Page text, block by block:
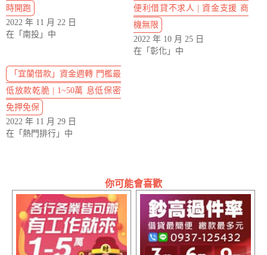
時開跑
2022 年 11 月 22 日
在「南投」中
便利借貸不求人 | 資金支援 商
機無限
2022 年 10 月 25 日
在「彰化」中
「宜蘭借款」資金週轉 門檻最
低放款乾脆 | 1~50萬 息低保密
免押免保
2022 年 11 月 29 日
在「熱門排行」中
你可能會喜歡